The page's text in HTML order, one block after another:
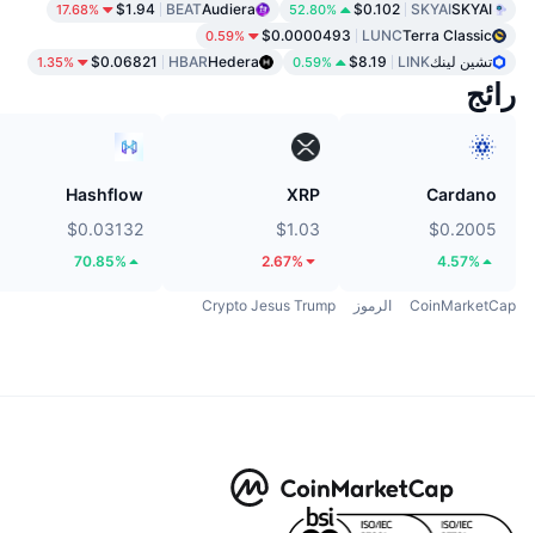
SKYAI
SKYAI
$0.102
52.80%
Audiera
BEAT
$1.94
17.68%
Terra Classic
LUNC
$0.0000493
0.59%
تشين لينكLINK
$8.19
0.59%
Hedera
HBAR
$0.06821
1.35%
رائج
Cardano
$0.2005
4.57%
XRP
$1.03
2.67%
Hashflow
$0.03132
70.85%
CoinMarketCap الرموز Crypto Jesus Trump